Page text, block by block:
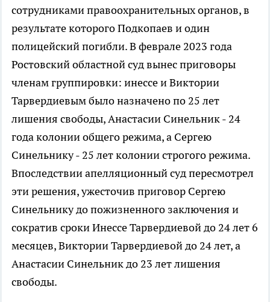
сотрудниками правоохранительных органов, в
результате которого Подкопаев и один
полицейский погибли. В феврале 2023 года
Ростовский областной суд вынес приговоры
членам группировки: инессе и Виктории
Тарвердиевым было назначено по 25 лет
лишения свободы, Анастасии Синельник - 24
года колонии общего режима, а Сергею
Синельнику - 25 лет колонии строгого режима.
Впоследствии апелляционный суд пересмотрел
эти решения, ужесточив приговор Сергею
Синельнику до пожизненного заключения и
сократив сроки Инессе Тарвердиевой до 24 лет 6
месяцев, Виктории Тарвердиевой до 24 лет, а
Анастасии Синельник до 23 лет лишения
свободы.